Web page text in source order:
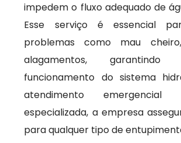
impedem o fluxo adequado de
Esse serviço é essencial
problemas como mau
alagamentos,
funcionamento do sistema
atendimento
especializada, a empresa
para qualquer tipo de